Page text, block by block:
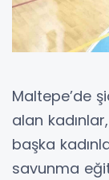
Maltepe’de
alan
başka
savunma